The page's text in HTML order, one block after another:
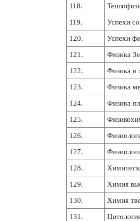
118.
119. Успехи
120. Успехи
121. Физика
122. Физика и
123. Физика
124. Физика
125.
126.
127.
128.
129. Химия
130. Химия
131.